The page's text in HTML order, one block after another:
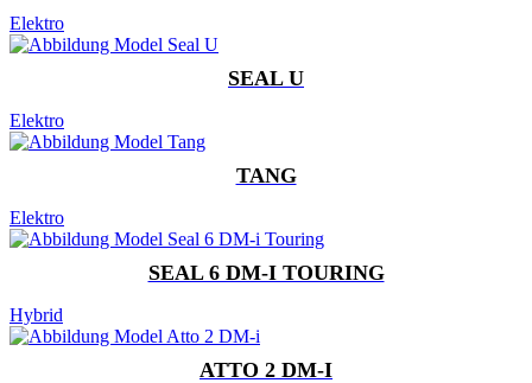
Elektro
SEAL U
Elektro
TANG
Elektro
SEAL 6 DM-I TOURING
Hybrid
ATTO 2 DM-I